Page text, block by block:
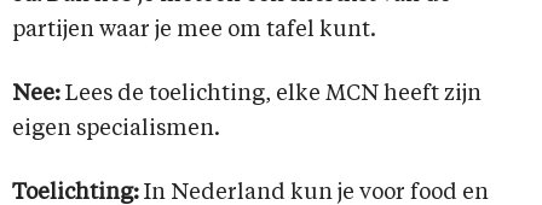
partijen waar je mee om tafel kunt.
Nee: Lees de toelichting, elke MCN heeft zijn
eigen specialismen.
Toelichting: In Nederland kun je voor food en